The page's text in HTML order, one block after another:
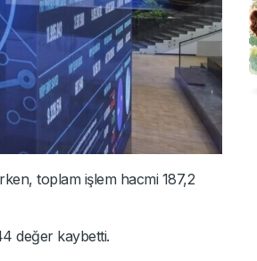
toplam işlem hacmi 187,2
değer kaybetti.